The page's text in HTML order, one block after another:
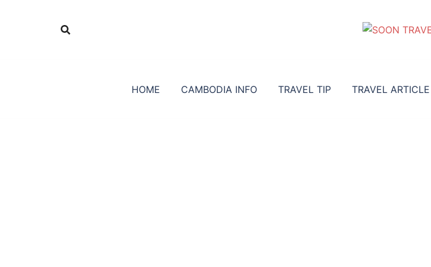
HOME CAMBODIA INFO TRAVEL TIP TRAVEL ARTICLE